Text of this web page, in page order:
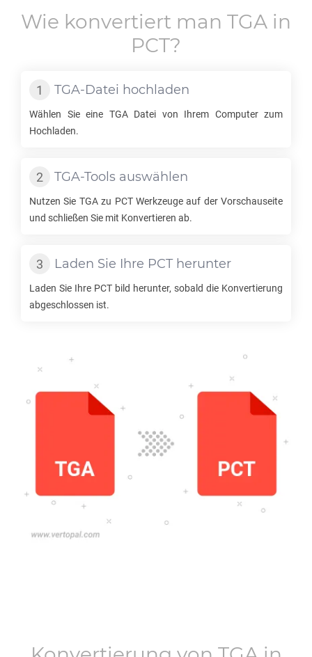
Wie konvertiert man TGA in
PCT?
TGA-Datei hochladen
Wählen Sie eine TGADatei von Ihrem Computer zum
Hochladen.
TGA-Tools auswählen
Nutzen Sie TGAzu PCTWerkzeuge auf der Vorschauseite
und schließen Sie mit Konvertieren ab.
Laden Sie Ihre PCTherunter
Laden Sie Ihre PCT bild herunter, sobald die Konvertierung
abgeschlossen ist.